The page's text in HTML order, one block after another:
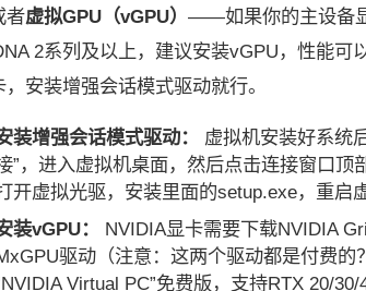
者虚拟GPU（vGPU） ——如果你的主设备显
2系列及以上，建议安装vGPU，性能可
安装增强会话模式驱动就行。
装增强会话模式驱动：
虚拟机安装好系统
”，进入虚拟机桌面，然后点击连接窗口顶
开虚拟光驱，安装里面的setup.exe，重启
装vGPU：
NVIDIA显卡需要下载NVIDIA
驱动（注意：这两个驱动都是付费的
Virtual PC”免费版，支持RTX 20/